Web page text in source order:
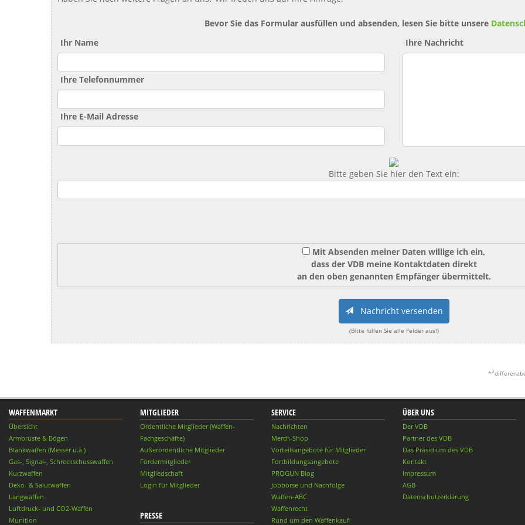
Bevor Sie das Formular ausfüllen und absenden, lesen Sie bitte unsere
Ihr Name
Ihre Telefonnummer
Ihre E-Mail Adresse
Ihre Nachricht
Bitte geben Sie hier den Text ein:
Mit Absenden meiner Daten willige ich ein,
dass der VDB meine Kontaktdaten direkt
an den oben genannten Empfänger übermittelt.
Nachricht versenden
(Bitte füllen Sie alle Felder aus!)
*2
WAFFENMARKT
Übersicht
Armbrüste & Bögen
Blankwaffen (Messer u.ä.)
Gas-, Signal-, Schreckschusswaffen
Kurzwaffen
Deko- & Salutwaffen
Langwaffen
Luftdruck- und CO2-Waffen
Munition
MITGLIEDER
Ordentliche Mitglieder (Waffen-
Fachgeschäfte)
Außerordentliche Mitglieder
Fördermitglieder
Mitgliedschaft
Login für Mitglieder
PRESSE
SERVICE
Nachrichten
Merch-Shop
Vorteilsangebote für Mitglieder
Fortbildungsangebote
PROGUN Blog
Jobbörse und Nachfolge
Waffen-ABC
Waffenrecht
Rund um den Waffenkauf
ÜBER UNS
Der VDB
Partner des VDB
Das Präsidium des VDB
Kontakt
Impressum
AGB
Datenschutzerklärung